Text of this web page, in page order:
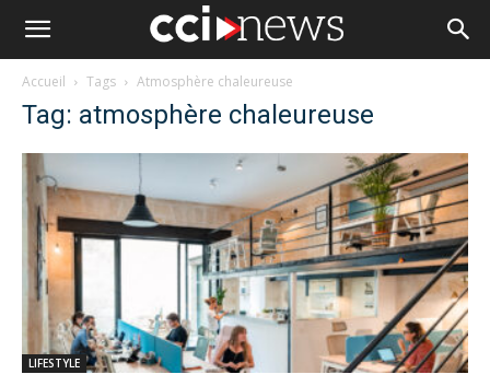
Accueil Tags Atmosphère chaleureuse
Tag: atmosphère chaleureuse
LIFESTYLE